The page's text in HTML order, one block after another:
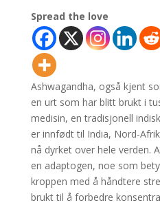
Spread the love
Ashwagandha, også kjent
en urt som har blitt brukt i
medisin, en tradisjonell
er innfødt til India, Nord-
nå dyrket over hele verden.
en adaptogen, noe som
kroppen med å håndtere
brukt til å forbedre